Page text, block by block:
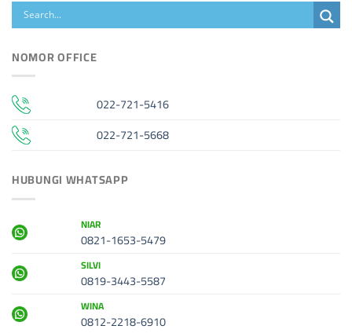
NOMOR OFFICE
022-721-5416
022-721-5668
HUBUNGI WHATSAPP
NIAR
0821-1653-5479
SILVI
0819-3443-5587
WINA
0812-2218-6910